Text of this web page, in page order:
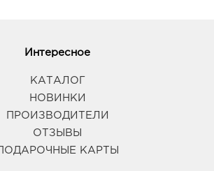
Интересное
КАТАЛОГ
НОВИНКИ
ПРОИЗВОДИТЕЛИ
ОТЗЫВЫ
ПОДАРОЧНЫЕ КАРТЫ